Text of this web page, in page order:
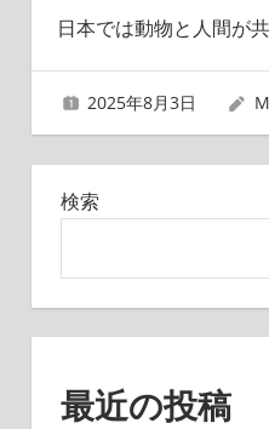
日本では動物と人間が
2025年8月3日
検索
最近の投稿